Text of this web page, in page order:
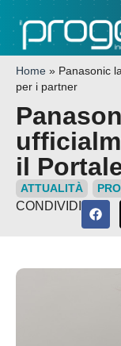
Home » Panasonic
per i partner
il
ATTUALITÀ
CONDIVIDI